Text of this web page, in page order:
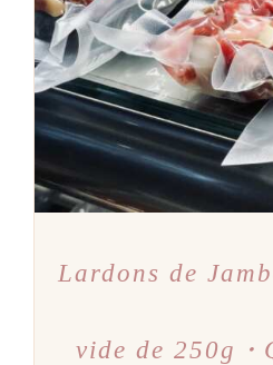
DÉTAILS
Lardons de
vide de 250g